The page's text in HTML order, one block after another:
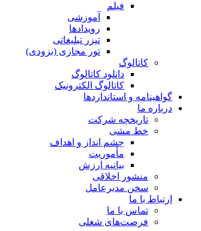
فیلم
آموزشی
رویدادها
تیزر تبلیغاتی
تور مجازی (بزودی)
کاتالوگ
دانلود کاتالوگ
کاتالوگ الکترونیک
گواهینامه و استانداردها
درباره ما
تاریخچه شرکت
خط مشی
چشم انداز و اهداف
مأموریت
بیانیه ارزش
منشور اخلاقی
سخن مدیرعامل
ارتباط با ما
تماس با ما
فرصت‌های شغلی